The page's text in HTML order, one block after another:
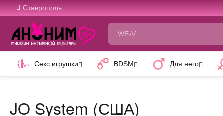
Ставрополь
Секс игрушки BDSM Для него
JO System (США)